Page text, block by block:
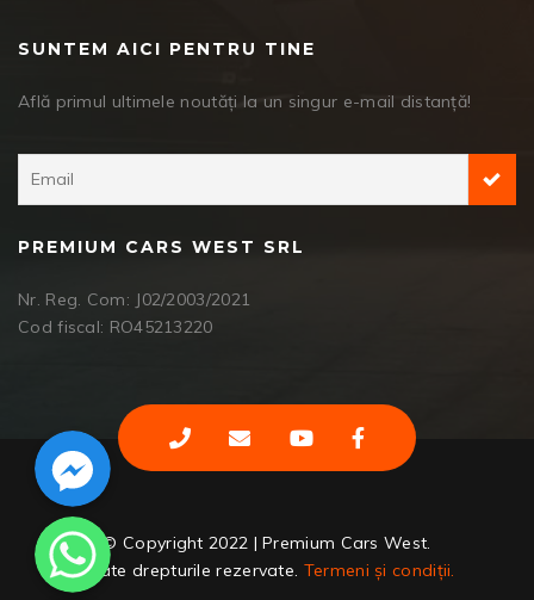
SUNTEM AICI PENTRU TINE
Află primul ultimele noutăți la un singur e-mail distanță!
PREMIUM CARS WEST SRL
Nr. Reg. Com: J02/2003/2021
Cod fiscal: RO45213220
© Copyright 2022 | Premium Cars West.
Toate drepturile rezervate. Termeni și condiții.
Facebook Messenger
WhatsApp